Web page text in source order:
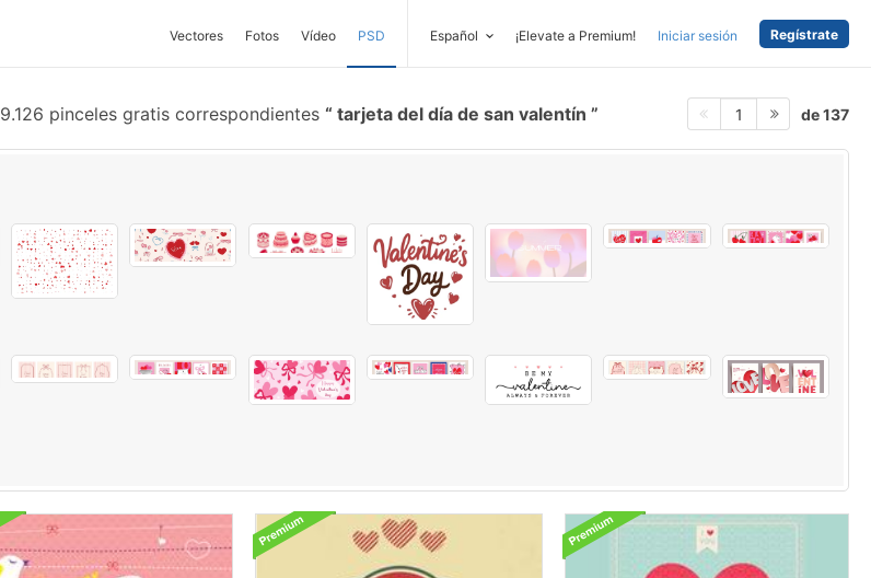
Vectores Fotos Vídeo PSD Español ¡Elevate a Premium! Iniciar sesión Regístrate
9.126 pinceles gratis correspondientes tarjeta del día de san valentín 1 de 137